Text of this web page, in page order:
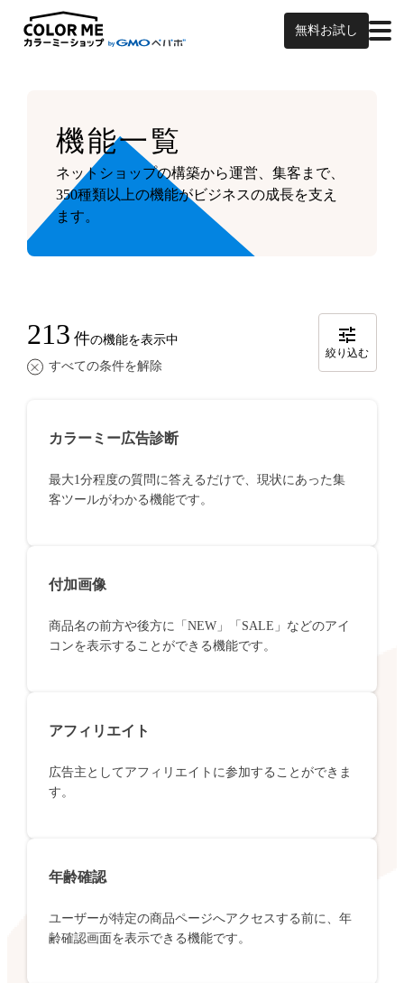
無料お試し
機能一覧
ネットショップの構築から運営、集客まで、
350種類以上の機能がビジネスの成長を支え
ます。
213 件の機能を表示中
すべての条件を解除
絞り込む
カラーミー広告診断
最大1分程度の質問に答えるだけで、現状にあった集
客ツールがわかる機能です。
付加画像
商品名の前方や後方に「NEW」「SALE」などのアイ
コンを表示することができる機能です。
アフィリエイト
広告主としてアフィリエイトに参加することができま
す。
年齢確認
ユーザーが特定の商品ページへアクセスする前に、年
齢確認画面を表示できる機能です。